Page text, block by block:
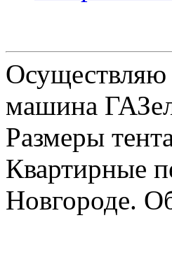
Осуществляю
машина
Размеры
Квартирные
Новгороде.